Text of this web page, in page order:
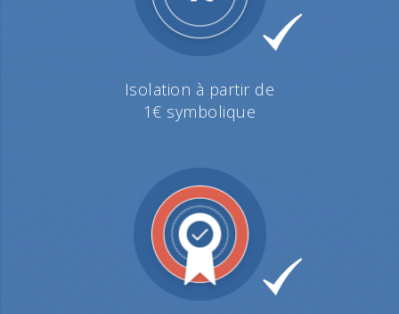
Isolation à partir de
1€ symbolique